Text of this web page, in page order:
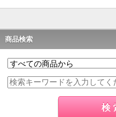
商品検索